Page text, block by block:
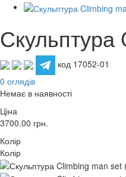
код 17052-01
0 оглядів
Немає в наявності
Ціна
3700.00 грн.
Колір
Колір